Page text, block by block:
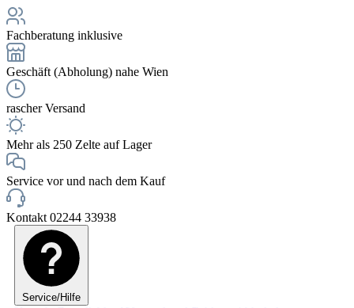
Fachberatung inklusive
Geschäft (Abholung) nahe Wien
rascher Versand
Mehr als 250 Zelte auf Lager
Service vor und nach dem Kauf
Kontakt 02244 33938
Service/Hilfe